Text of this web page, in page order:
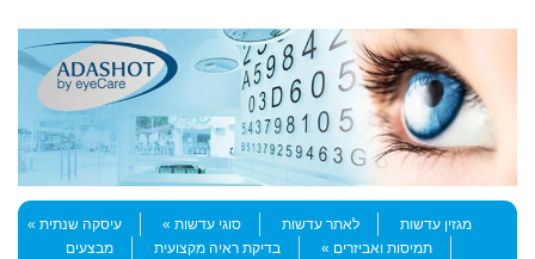
Menu
Skip to content
מגזין עדשות
לאתר עדשות סוגי עדשות
עיסקה שנתית
תמיסות ואביזרים
בדיקת ראיה מקצועית
מבצעים